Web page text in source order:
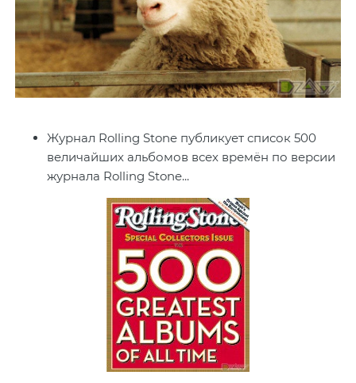
Журнал Rolling Stone публикует список 500
величайших альбомов всех времён по версии
журнала Rolling Stone...